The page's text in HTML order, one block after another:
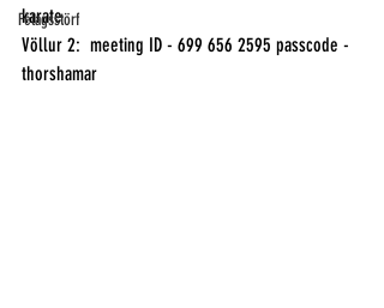
Félagsstörf
karate
Völlur 2:  meeting ID - 699 656 2595 passcode -
thorshamar